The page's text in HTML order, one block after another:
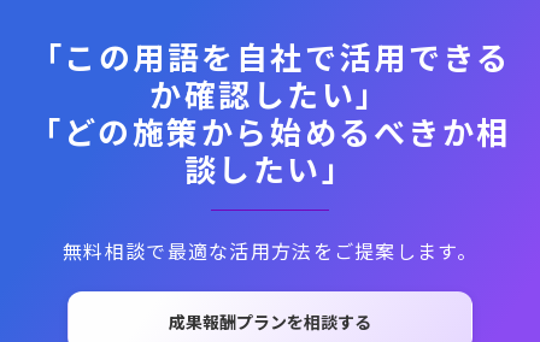
「この用語を自社で活用できる
か確認したい」
「どの施策から始めるべきか相
談したい」
無料相談で最適な活用方法をご提案します。
成果報酬プランを相談する